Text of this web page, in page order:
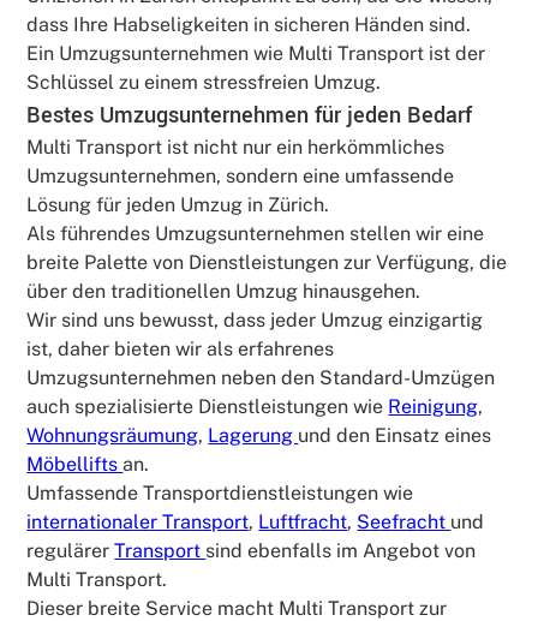
dass Ihre Habseligkeiten in sicheren Händen sind.
Ein Umzugsunternehmen wie Multi Transport ist der
Schlüssel zu einem stressfreien Umzug.
Bestes Umzugsunternehmen für jeden Bedarf
Multi Transport ist nicht nur ein herkömmliches
Umzugsunternehmen, sondern eine umfassende
Lösung für jeden Umzug in Zürich.
Als führendes Umzugsunternehmen stellen wir eine
breite Palette von Dienstleistungen zur Verfügung, die
über den traditionellen Umzug hinausgehen.
Wir sind uns bewusst, dass jeder Umzug einzigartig
ist, daher bieten wir als erfahrenes
Umzugsunternehmen neben den Standard-Umzügen
auch spezialisierte Dienstleistungen wie Reinigung,
Wohnungsräumung, Lagerung und den Einsatz eines
Möbelliftsan.
Umfassende Transportdienstleistungen wie
internationaler Transport, Luftfracht, Seefracht und
regulärerTransport sind ebenfalls im Angebot von
Multi Transport.
Dieser breite Service macht Multi Transport zur